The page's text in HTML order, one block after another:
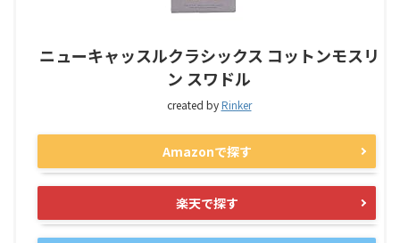
ニューキャッスルクラシックス コットンモスリ
ン スワドル
created byRinker
Amazonで探す
楽天で探す